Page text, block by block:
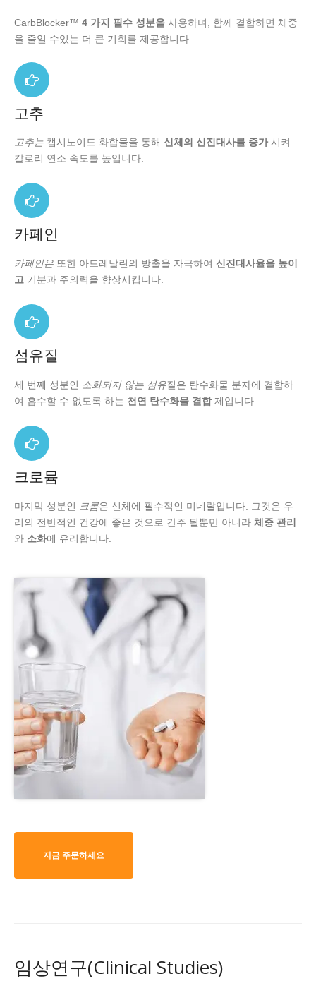
CarbBlocker™ 4 가지 필수 성분을 사용하며, 함께 결합하면 체중
을 줄일 수있는 더 큰 기회를 제공합니다.
고추
고추는 캡시노이드 화합물을 통해 신체의 신진대사를 증가시켜
칼로리 연소 속도를 높입니다.
카페인
카페인은 또한 아드레날린의 방출을 자극하여 신진대사율을 높이
고 기분과 주의력을 향상시킵니다.
섬유질
세 번째 성분인 소화되지 않는 섬유질은 탄수화물 분자에 결합하
여 흡수할 수 없도록 하는 천연 탄수화물 결합제입니다.
크로뮴
마지막 성분인 크롬은 신체에 필수적인 미네랄입니다. 그것은 우
리의 전반적인 건강에 좋은 것으로 간주 될뿐만 아니라 체중 관리
와 소화에 유리합니다.
지금 주문하세요
임상연구(Clinical Studies)